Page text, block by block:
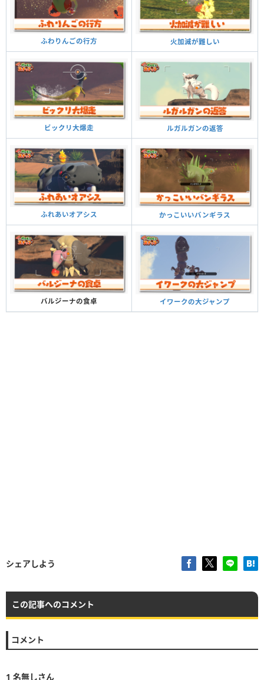
ふわりんごの行方 火加減が難しい
ビックリ大爆走 ルガルガンの返答
ふれあいオアシス かっこいいバンギラス
バルジーナの食卓 イワークの大ジャンプ
シェアしよう
この記事へのコメント
コメント
1 名無しさん